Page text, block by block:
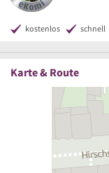
kostenlos schnell
Karte & Route